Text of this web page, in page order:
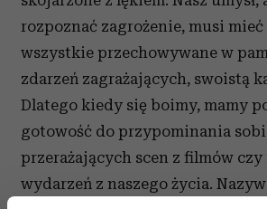
rozpoznać zagrożenie, musi
wszystkie przechowywane w
zdarzeń zagrażających, swoistą
Dlatego kiedy się boimy, mamy
gotowość do przypominania
przerażających scen z filmów
wydarzeń z naszego życia.